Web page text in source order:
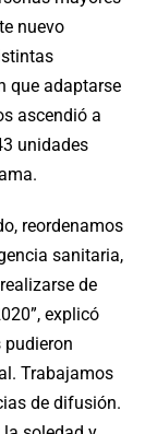
nuevo
que adaptarse
ascendió a
unidades
reordenamos
sanitaria,
de
explicó
Trabajamos
de difusión.